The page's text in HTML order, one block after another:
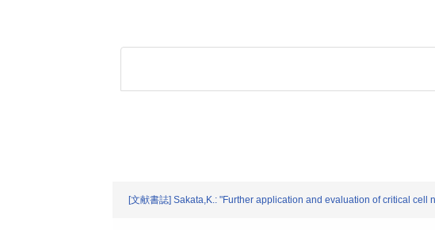
[文献書誌] Sakata,K.: "Further application and evaluation of critical